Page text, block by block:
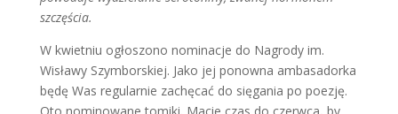
szczęścia.
W kwietniu ogłoszono nominacje do Nagrody im.
Wisławy Szymborskiej. Jako jej ponowna ambasadorka
będę Was regularnie zachęcać do sięgania po poezję.